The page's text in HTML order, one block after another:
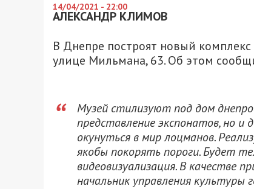
14/04/2021 - 22:00
АЛЕКСАНДР КЛИМОВ
В Днепре построят новый
улице Мильмана, 63. Об этом
Музей стилизуют под дом
представление экспонатов, но
окунуться в мир лоцманов.
якобы покорять пороги. Будет
видеовизуализация. В качестве
начальник управления культуры